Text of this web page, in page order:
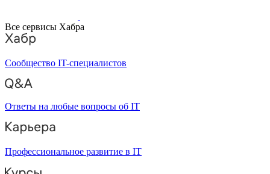
Все сервисы Хабра
Сообщество IT-специалистов
Ответы на любые вопросы об IT
Профессиональное развитие в IT